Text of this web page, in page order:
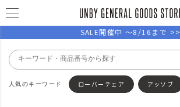
SALE開催中 ～8/16まで >>
ローバーチェア アッソブ